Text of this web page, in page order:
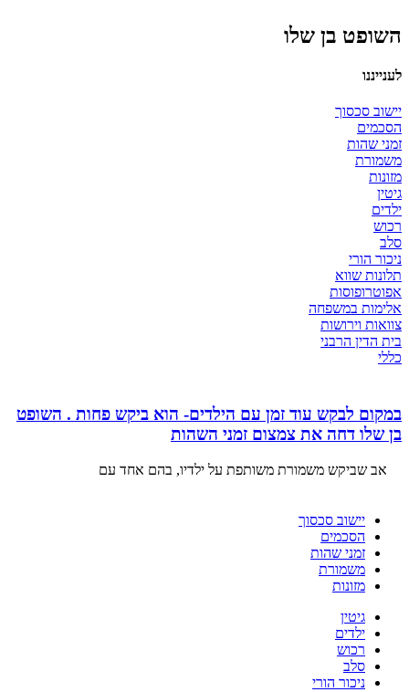
השופט בן שלו
לענייננו
יישוב סכסוך
הסכמים
זמני שהות
משמורת
מזונות
גיטין
ילדים
רכוש
סלב
ניכור הורי
תלונות שווא
אפוטרופוסות
אלימות במשפחה
צוואות וירושות
בית הדין הרבני
כללי
במקום לבקש עוד זמן עם הילדים- הוא ביקש פחות . השופט
בן שלו דחה את צמצום זמני השהות
אב שביקש משמורת משותפת על ילדיו, בהם אחד עם
יישוב סכסוך
הסכמים
זמני שהות
משמורת
מזונות
גיטין
ילדים
רכוש
סלב
ניכור הורי